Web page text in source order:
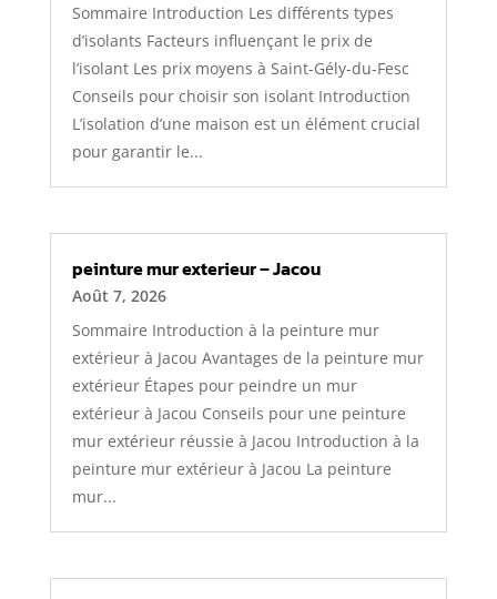
Sommaire Introduction Les différents types
d’isolants Facteurs influençant le prix de
l’isolant Les prix moyens à Saint-Gély-du-Fesc
Conseils pour choisir son isolant Introduction
L’isolation d’une maison est un élément crucial
pour garantir le...
peinture mur exterieur – Jacou
Août 7, 2026
Sommaire Introduction à la peinture mur
extérieur à Jacou Avantages de la peinture mur
extérieur Étapes pour peindre un mur
extérieur à Jacou Conseils pour une peinture
mur extérieur réussie à Jacou Introduction à la
peinture mur extérieur à Jacou La peinture
mur...